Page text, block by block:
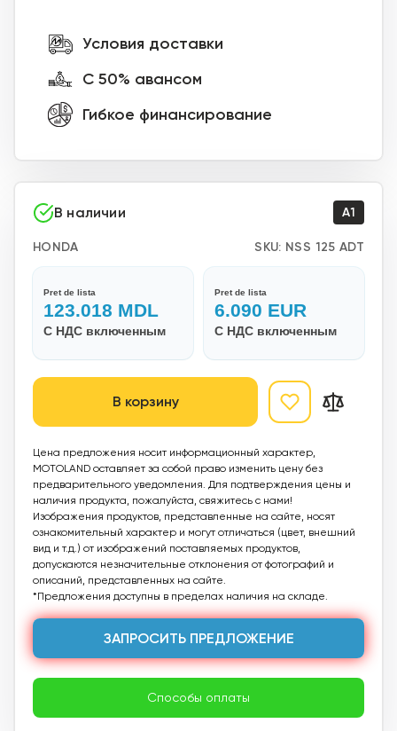
Условия доставки
С 50% авансом
Гибкое финансирование
В наличии A1
HONDA SKU: NSS 125 ADT
Pret de lista
123.018 MDL
С НДС включенным
Pret de lista
6.090 EUR
С НДС включенным
В корзину
Цена предложения носит информационный характер,
MOTOLAND оставляет за собой право изменить цену без
предварительного уведомления. Для подтверждения цены и
наличия продукта, пожалуйста, свяжитесь с нами!
Изображения продуктов, представленные на сайте, носят
ознакомительный характер и могут отличаться (цвет, внешний
вид и т.д.) от изображений поставляемых продуктов,
допускаются незначительные отклонения от фотографий и
описаний, представленных на сайте.
*Предложения доступны в пределах наличия на складе.
ЗАПРОСИТЬ ПРЕДЛОЖЕНИЕ
Способы оплаты